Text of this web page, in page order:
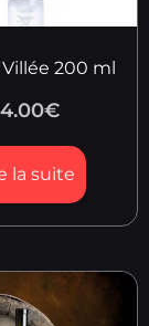
200 ml
€
la suite